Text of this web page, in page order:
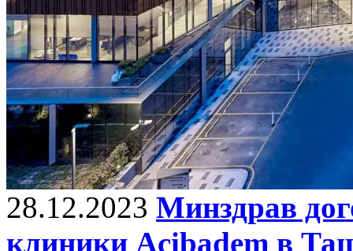
28.12.2023 Минздрав
клиники Acibadem в